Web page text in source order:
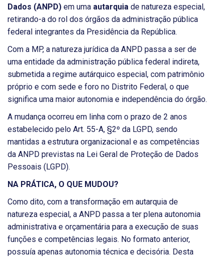
Dados (ANPD) em uma autarquia de natureza especial,
retirando-a do rol dos órgãos da administração pública
federal integrantes da Presidência da República.
Com a MP, a natureza jurídica da ANPD passa a ser de
uma entidade da administração pública federal indireta,
submetida a regime autárquico especial, com patrimônio
próprio e com sede e foro no Distrito Federal, o que
significa uma maior autonomia e independência do órgão.
A mudança ocorreu em linha com o prazo de 2 anos
estabelecido pelo Art. 55-A, §2º da LGPD, sendo
mantidas a estrutura organizacional e as competências
da ANPD previstas na Lei Geral de Proteção de Dados
Pessoais (LGPD).
NA PRÁTICA, O QUE MUDOU?
Como dito, com a transformação em autarquia de
natureza especial, a ANPD passa a ter plena autonomia
administrativa e orçamentária para a execução de suas
funções e competências legais. No formato anterior,
possuía apenas autonomia técnica e decisória. Desta